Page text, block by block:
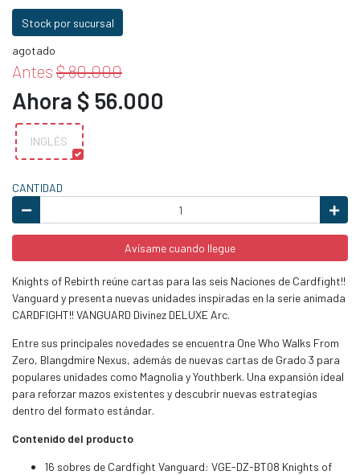
Stock por sucursal
agotado
Antes $ 80.000
Ahora $ 56.000
INGLÉS
CANTIDAD
Avísame cuando llegue
Knights of Rebirth reúne cartas para las seis Naciones de Cardfight!!
Vanguard y presenta nuevas unidades inspiradas en la serie animada
CARDFIGHT!! VANGUARD Divinez DELUXE Arc.
Entre sus principales novedades se encuentra One Who Walks From
Zero, Blangdmire Nexus, además de nuevas cartas de Grado 3 para
populares unidades como Magnolia y Youthberk. Una expansión ideal
para reforzar mazos existentes y descubrir nuevas estrategias
dentro del formato estándar.
Contenido del producto
16 sobres de Cardfight Vanguard: VGE-DZ-BT08 Knights of